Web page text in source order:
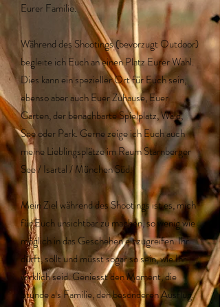
Eurer Familie.
Während des Shootings (bevorzugt Outdoor)
begleite ich Euch an einen Platz Eurer Wahl.
Dies kann ein spezieller Ort für Euch sein,
ebenso aber auch Euer Zuhause, Euer
Garten, der benachbarte Spielplatz, Wald,
See oder Park. Gerne zeige ich Euch auch
meine Lieblingsplätze im Raum Starnberger
See / Isartal / München Süd.
Mein Ziel während des Shootings ist es, mich
für Euch unsichtbar zu machen, so wenig wie
möglich in das Geschehen einzugreifen. Ihr
dürft, sollt und müsst sogar so sein, wie Ihr
wirklich seid. Geniesst den Moment, die
Stunde als Familie, den besonderen Ausflug.